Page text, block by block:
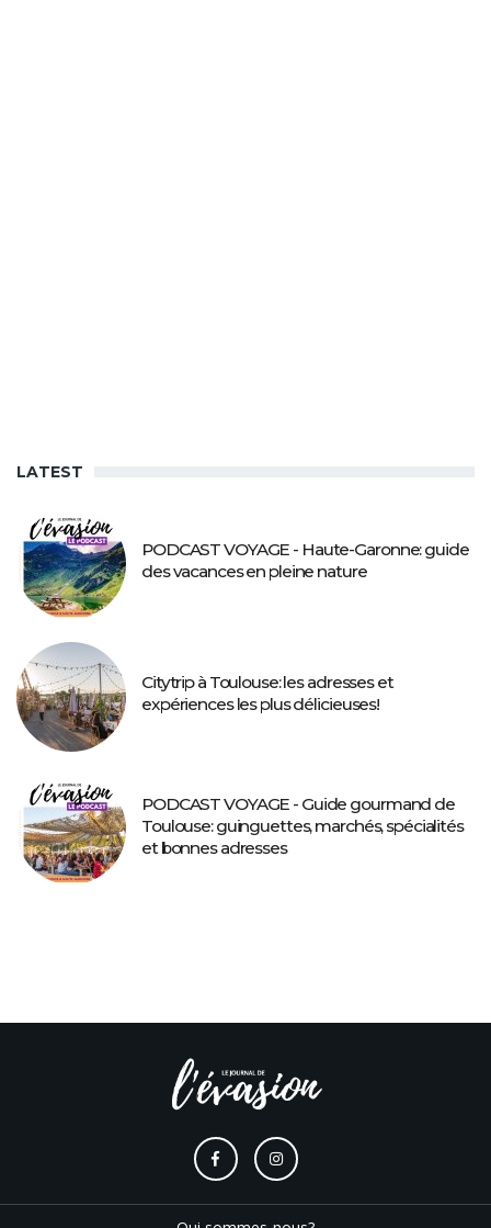
LATEST
PODCAST VOYAGE - Haute-Garonne: guide
des vacances en pleine nature
Citytrip à Toulouse: les adresses et
expériences les plus délicieuses!
PODCAST VOYAGE - Guide gourmand de
Toulouse: guinguettes, marchés, spécialités
et bonnes adresses